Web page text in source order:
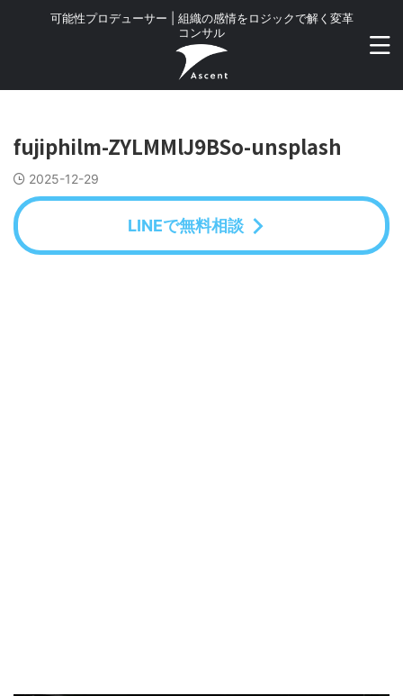
可能性プロデューサー | 組織の感情をロジックで解く変革
コンサル
fujiphilm-ZYLMMlJ9BSo-unsplash
2025-12-29
LINEで無料相談